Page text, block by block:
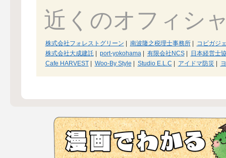
近くのオフィシ
株式会社フォレストグリーン 南波隆之税理士事務所|
コビガジ
株式会社大成建託| port-yokohama| 有限会社NCS|
日本経営士
Cafe HARVEST| Woo-By Style Studio E.L.C アイドマ防災